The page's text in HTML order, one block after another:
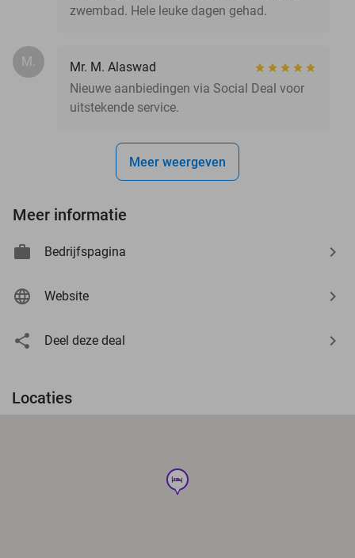
zwembad. Hele leuke dagen gehad.
M.
Mr. M. Alaswad
Nieuwe aanbiedingen via Social Deal voor
uitstekende service.
Meer weergeven
Meer informatie
Bedrijfspagina
Website
Deel deze deal
Locaties
hotel